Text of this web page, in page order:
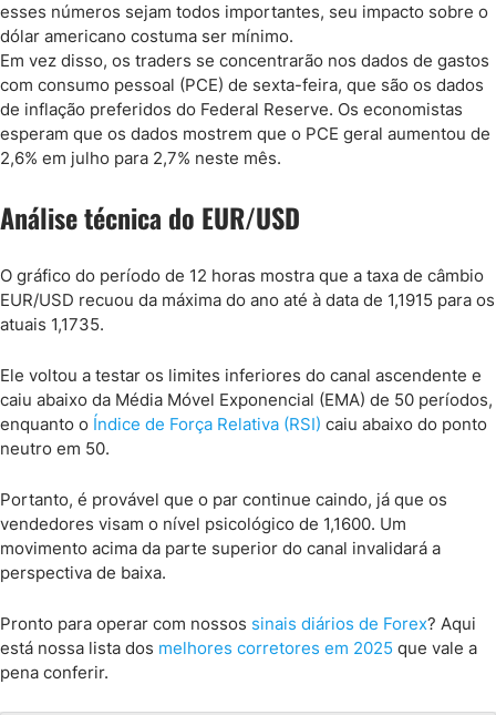
esses números sejam todos importantes, seu impacto sobre o
dólar americano costuma ser mínimo.
Em vez disso, os traders se concentrarão nos dados de gastos
com consumo pessoal (PCE) de sexta-feira, que são os dados
de inflação preferidos do Federal Reserve. Os economistas
esperam que os dados mostrem que o PCE geral aumentou de
2,6% em julho para 2,7% neste mês.
Análise técnica do EUR/USD
O gráfico do período de 12 horas mostra que a taxa de câmbio
EUR/USD recuou da máxima do ano até à data de 1,1915 para os
atuais 1,1735.
Ele voltou a testar os limites inferiores do canal ascendente e
caiu abaixo da Média Móvel Exponencial (EMA) de 50 períodos,
enquanto o Índice de Força Relativa (RSI) caiu abaixo do ponto
neutro em 50.
Portanto, é provável que o par continue caindo, já que os
vendedores visam o nível psicológico de 1,1600. Um
movimento acima da parte superior do canal invalidará a
perspectiva de baixa.
Pronto para operar com nossos sinais diários de Forex? Aqui
está nossa lista dos melhores corretores em 2025 que vale a
pena conferir.